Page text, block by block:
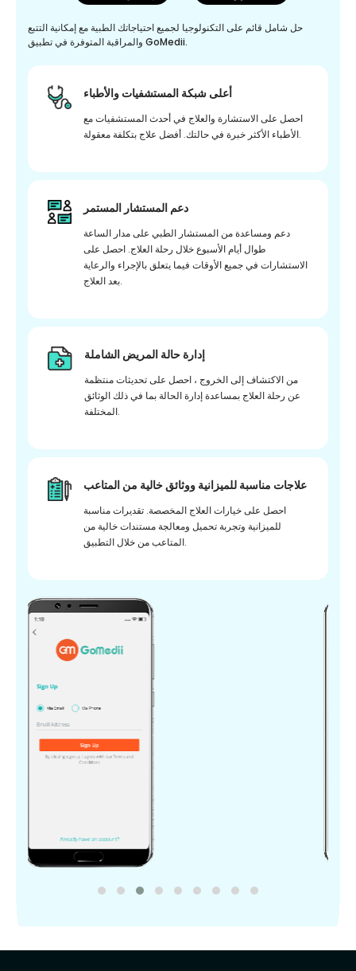
حل شامل قائم على التكنولوجيا لجميع احتياجاتك الطبية مع إمكانية التتبع
والمراقبة المتوفرة في تطبيق GoMedii.
أعلى شبكة المستشفيات والأطباء
احصل على الاستشارة والعلاج في أحدث المستشفيات مع
الأطباء الأكثر خبرة في حالتك. أفضل علاج بتكلفة معقولة.
دعم المستشار المستمر
دعم ومساعدة من المستشار الطبي على مدار الساعة
طوال أيام الأسبوع خلال رحلة العلاج. احصل على
الاستشارات في جميع الأوقات فيما يتعلق بالإجراء والرعاية
بعد العلاج.
إدارة حالة المريض الشاملة
من الاكتشاف إلى الخروج ، احصل على تحديثات منتظمة
عن رحلة العلاج بمساعدة إدارة الحالة بما في ذلك الوثائق
المختلفة.
علاجات مناسبة للميزانية ووثائق خالية من المتاعب
احصل على خيارات العلاج المخصصة. تقديرات مناسبة
للميزانية وتجربة تحميل ومعالجة مستندات خالية من
المتاعب من خلال التطبيق.